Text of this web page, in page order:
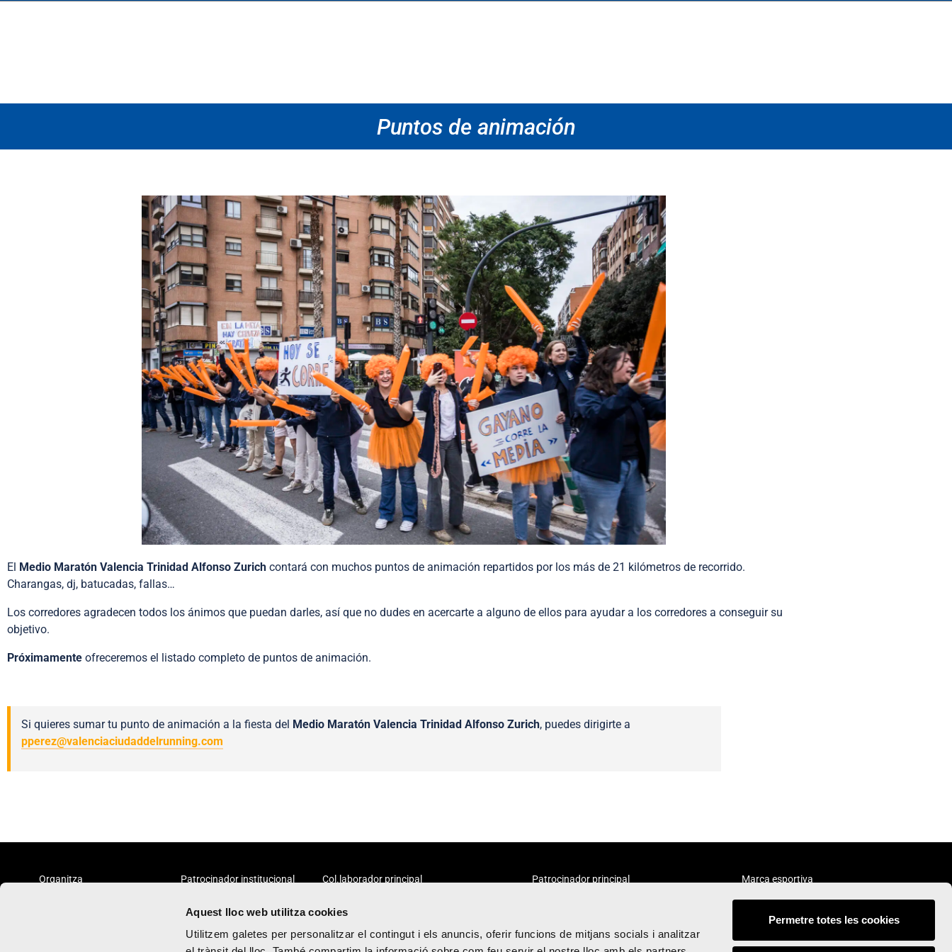
Aquest lloc web utilitza cookies
Utilitzem galetes per personalitzar el contingut i els anuncis, oferir funcions de mitjans socials i analitzar
Permetre totes les cookies
Puntos de animación
El Medio Maratón Valencia Trinidad Alfonso Zurich contará con muchos puntos de animación repartidos por los más de 21 kilómetros de recorrido.
Charangas, dj, batucadas, fallas…
Los corredores agradecen todos los ánimos que puedan darles, así que no dudes en acercarte a alguno de ellos para ayudar a los corredores a conseguir su
objetivo.
Próximamente ofreceremos el listado completo de puntos de animación.
Si quieres sumar tu punto de animación a la fiesta del Medio Maratón Valencia Trinidad Alfonso Zurich, puedes dirigirte a
pperez@valenciaciudaddelrunning.com
Organitza Patrocinador institucional Col.laborador principal Patrocinador principal Marca esportiva